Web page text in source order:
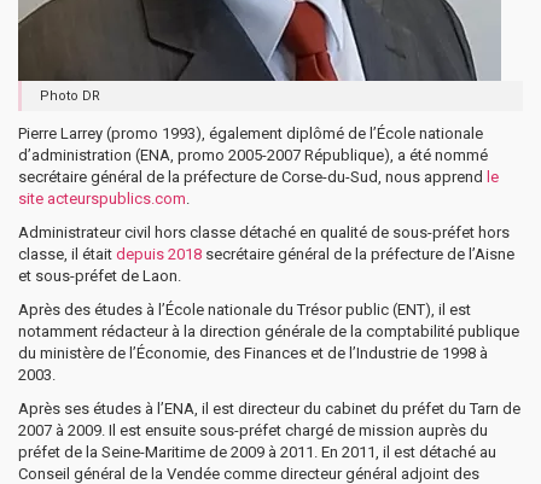
Photo DR
Pierre Larrey (promo 1993), également diplômé de l’École nationale
d’administration (ENA, promo 2005-2007 République), a été nommé
secrétaire général de la préfecture de Corse-du-Sud, nous apprend le
site acteurspublics.com
Administrateur civil hors classe détaché en qualité de sous-préfet hors
classe, il était depuis 2018 secrétaire général de la préfecture de l’Aisne
et sous-préfet de Laon.
Après des études à l’École nationale du Trésor public (ENT), il est
notamment rédacteur à la direction générale de la comptabilité publique
du ministère de l’Économie, des Finances et de l’Industrie de 1998 à
2003.
Après ses études à l’ENA, il est directeur du cabinet du préfet du Tarn de
2007 à 2009. Il est ensuite sous-préfet chargé de mission auprès du
préfet de la Seine-Maritime de 2009 à 2011. En 2011, il est détaché au
Conseil général de la Vendée comme directeur général adjoint des